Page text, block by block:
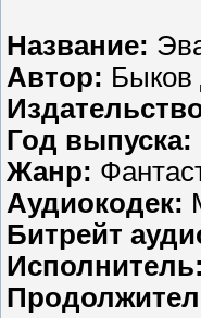
Название:
Автор: Быков
Год выпуска:
Жанр:
Аудиокодек:
Битрейт
Исполнитель: